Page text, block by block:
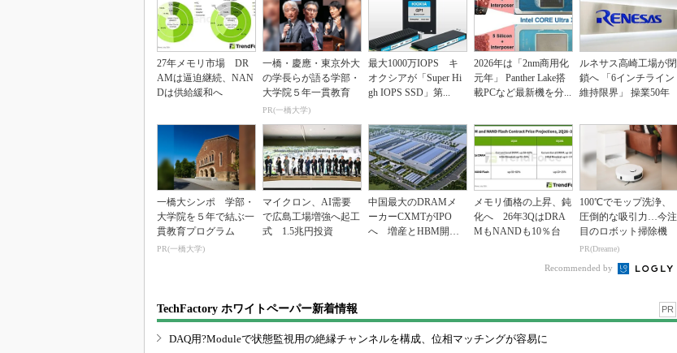
27年メモリ市場 DR
AMは逼迫継続、NAN
Dは供給緩和へ
一橋・慶應・東京外大
の学長らが語る学部・
大学院５年一貫教育
PR(一橋大学)
最大1000万IOPS キ
オクシアが「Super Hi
gh IOPS SSD」第...
2026年は「2nm商用化
元年」 Panther Lake搭
載PCなど最新機を分...
ルネサス高崎工場が閉
鎖へ 「6インチライン
維持限界」 操業50年
一橋大シンポ 学部・
大学院を５年で結ぶ一
貫教育プログラム
PR(一橋大学)
マイクロン、AI需要
で広島工場増強へ起工
式 1.5兆円投資
中国最大のDRAMメ
ーカーCXMTがIPO
へ 増産とHBM開発
メモリ価格の上昇、鈍
化へ 26年3QはDRA
MもNANDも10％台
100℃でモップ洗浄、
圧倒的な吸引力…今注
目のロボット掃除機
PR(Dreame)
Recommended by
TechFactory ホワイトペーパー新着情報 PR
DAQ用?Moduleで状態監視用の絶縁チャンネルを構成、位相マッチングが容易に